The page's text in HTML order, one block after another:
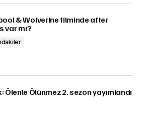
& Wolverine filminde after
var mı?
Ölenle Ölünmez 2. sezon yayımlandı